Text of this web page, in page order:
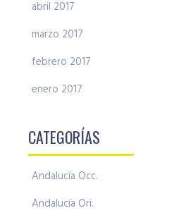
abril 2017
marzo 2017
febrero 2017
enero 2017
CATEGORÍAS
Andalucía Occ.
Andalucía Ori.